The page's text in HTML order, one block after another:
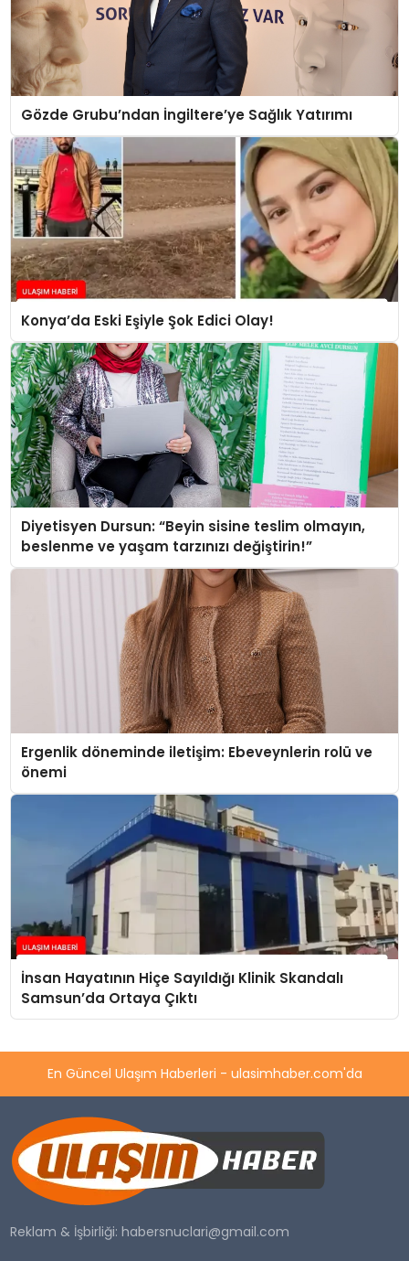
Gözde Grubu’ndan İngiltere’ye Sağlık Yatırımı
Konya’da Eski Eşiyle Şok Edici Olay!
Diyetisyen Dursun: “Beyin sisine teslim olmayın,
beslenme ve yaşam tarzınızı değiştirin!”
Ergenlik döneminde iletişim: Ebeveynlerin rolü ve
önemi
İnsan Hayatının Hiçe Sayıldığı Klinik Skandalı
Samsun’da Ortaya Çıktı
En Güncel Ulaşım Haberleri - ulasimhaber.com'da
Reklam & İşbirliği:habersnuclari@gmail.com